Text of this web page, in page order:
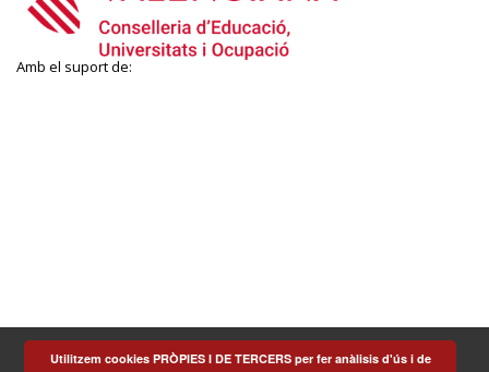
Amb el suport de:
Utilitzem cookies PRÒPIES I DE TERCERS per fer anàlisis d'ús i de